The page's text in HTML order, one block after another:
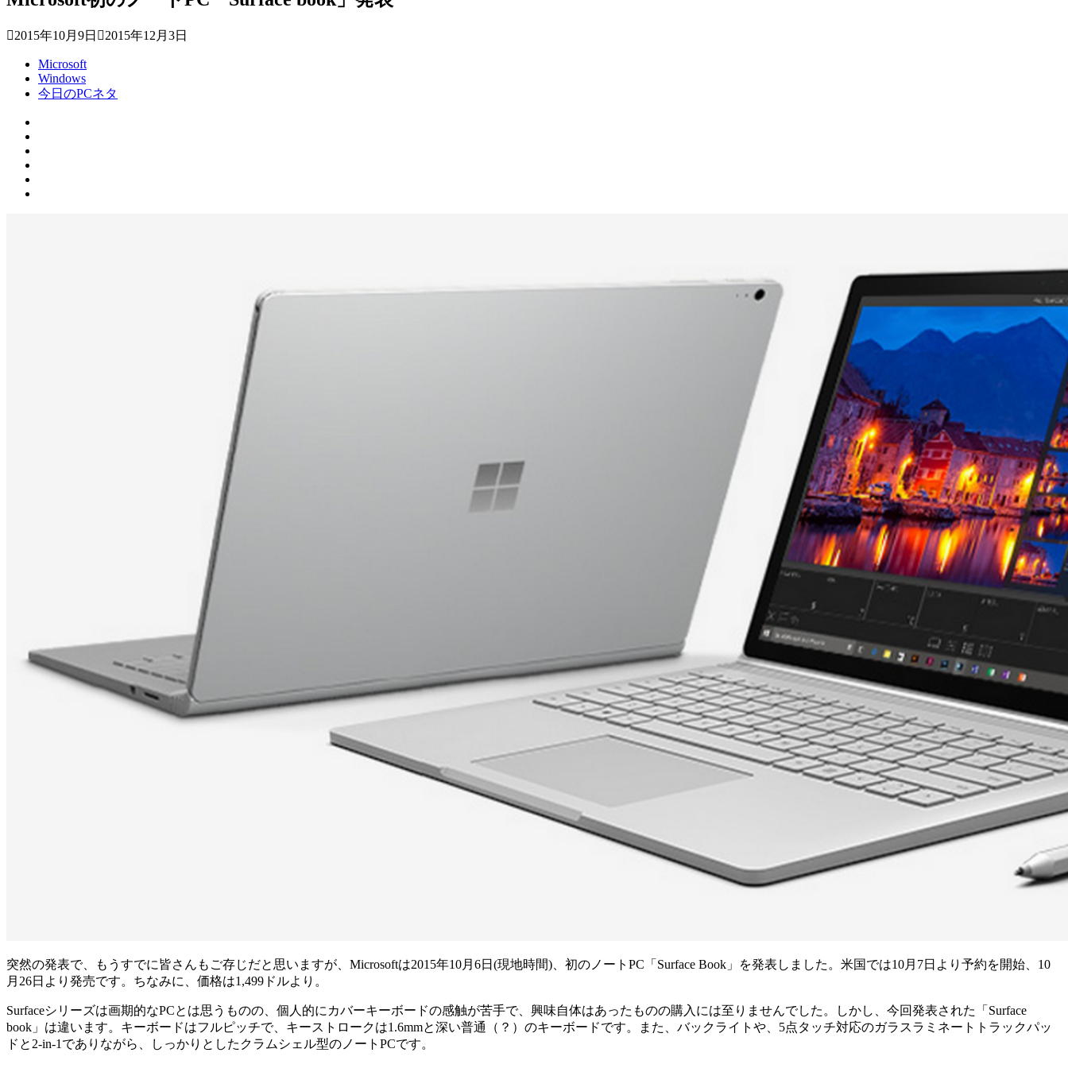
2015年10月9日 2015年12月3日
Microsoft
Windows
今日のPCネタ
突然の発表で、もうすでに皆さんもご存じだと思いますが、Microsoftは2015年10月6日(現地時間)、初のノートPC「Surface Book」を発表しました。米国では10月7日より予約を開始、10
月26日より発売です。ちなみに、価格は1,499ドルより。
Surfaceシリーズは画期的なPCとは思うものの、個人的にカバーキーボードの感触が苦手で、興味自体はあったものの購入には至りませんでした。しかし、今回発表された「Surface
book」は違います。キーボードはフルピッチで、キーストロークは1.6mmと深い普通（？）のキーボードです。また、バックライトや、5点タッチ対応のガラスラミネートトラックパッ
ドと2-in-1でありながら、しっかりとしたクラムシェル型のノートPCです。